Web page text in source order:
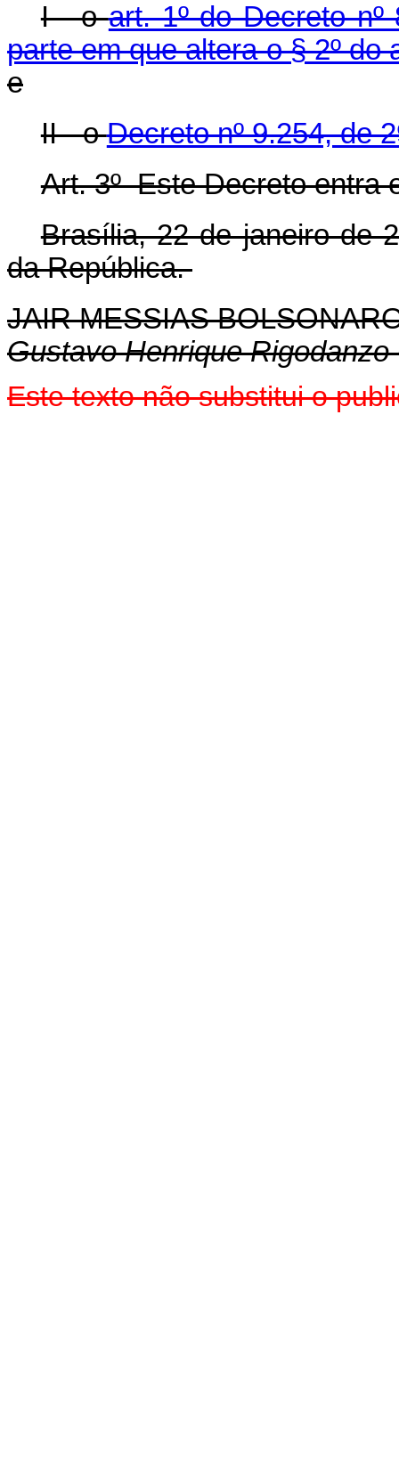
I - oart. 1º do Decreto
parte em que altera o § 2º do
e
II - oDecreto nº 9.254, de
Art. 3º Este Decreto entra
Brasília, 22 de janeiro de
da República.
JAIR MESSIAS
Gustavo Henrique Rigodanzo
Este texto não substitui o